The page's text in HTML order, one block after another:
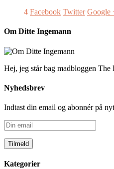
4 Facebook Twitter Google
Om Ditte Ingemann
Hej, jeg står bag madbloggen
Nyhedsbrev
Indtast din email og abonnér på
Din
email
Kategorier